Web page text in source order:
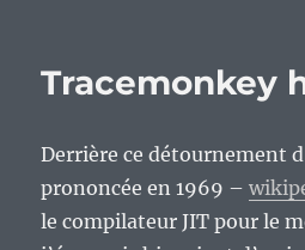
Tracemonkey
Derrière ce détournement
prononcée en 1969 –
le compilateur JIT pour le